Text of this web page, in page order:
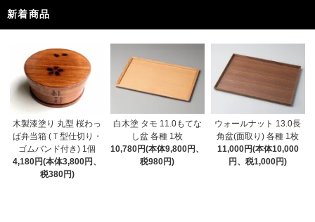
新着商品
木製漆塗り 丸型 桜わっ
ぱ弁当箱 (Ｔ型仕切り・
ゴムバンド付き) 1個
4,180円(本体3,800円、
税380円)
白木塗 タモ 11.0もてな
し盆 各種 1枚
10,780円(本体9,800円、
税980円)
ウォールナット 13.0長
角盆(面取り) 各種 1枚
11,000円(本体10,000
円、税1,000円)